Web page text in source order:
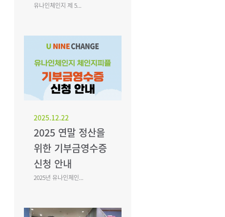
유나인체인지 제 5...
2025.12.22
2025 연말 정산을
위한 기부금영수증
신청 안내
2025년 유나인체인...